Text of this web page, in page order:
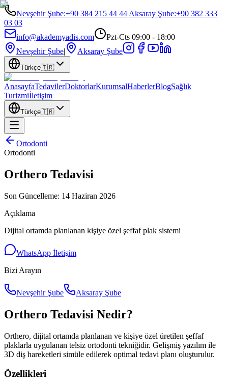
Nevşehir Şube:+90 384 215 44 44|Aksaray Şube:+90 382 333
03 03
info@akademyadis.com
Pzt-Cts 09:00 - 18:00
Nevşehir Şube| Aksaray Şube
Türkçe🇹🇷
AnasayfaTedavilerDoktorlarKurumsalHaberlerBlogSağlık
Turizmiİletişim
Türkçe🇹🇷
Ortodonti
Ortodonti
Orthero Tedavisi
Son Güncelleme: 14 Haziran 2026
Açıklama
Dijital ortamda planlanan kişiye özel şeffaf plak sistemi
WhatsApp İletişim
Bizi Arayın
Nevşehir Şube Aksaray Şube
Orthero Tedavisi Nedir?
Orthero, dijital ortamda planlanan ve kişiye özel üretilen şeffaf
plaklarla uygulanan telsiz ortodonti tekniğidir. Gelişmiş yazılım ile
3D diş hareketleri simüle edilerek optimal tedavi planı oluşturulur.
Özellikleri